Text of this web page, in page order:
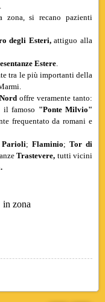
zona, si recano pazienti
degli Esteri,attiguo alla
Estere
tra le più importanti della
offre veramente tanto:
il famoso "Ponte Milvio"
frequentato da romani e
Parioli;Flaminio;Tor di
Trastevere, tutti vicini
in zona